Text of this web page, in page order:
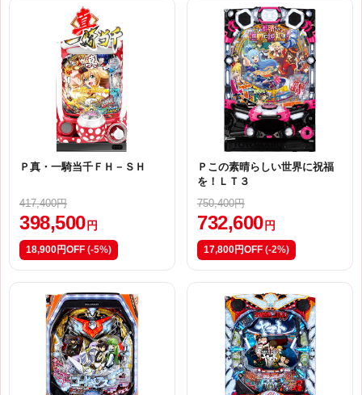
Ｐ真・一騎当千ＦＨ－ＳＨ
417,400円
398,500 円
18,900円OFF (-5%)
Ｐこの素晴らしい世界に祝福
を！ＬＴ３
750,400円
732,600 円
17,800円OFF (-2%)